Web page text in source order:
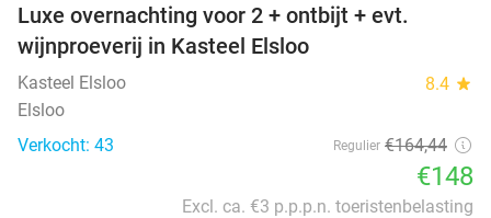
Luxe overnachting voor 2 + ontbijt + evt.
wijnproeverij in Kasteel Elsloo
Kasteel Elsloo 8.4 star
Elsloo
Verkocht: 43
Regulier €164,44
€148
Excl. ca. €3 p.p.p.n. toeristenbelasting